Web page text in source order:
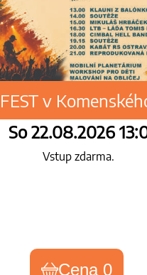
v
So 22.08.2026
Vstup zdarma.
Cena 0